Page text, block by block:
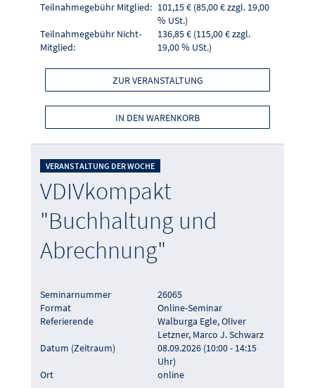
Teilnahmegebühr Mitglied: 101,15 € (85,00 € zzgl. 19,00
% USt.)
Teilnahmegebühr Nicht-
Mitglied:
136,85 € (115,00 € zzgl.
19,00 % USt.)
ZUR VERANSTALTUNG
IN DEN WARENKORB
VERANSTALTUNG DER WOCHE
VDIVkompakt
"Buchhaltung und
Abrechnung"
Seminarnummer
26065
Format
Online-Seminar
Referierende
Walburga Egle, Oliver
Letzner, Marco J. Schwarz
Datum (Zeitraum)
08.09.2026 (10:00 - 14:15
Uhr)
Ort
online